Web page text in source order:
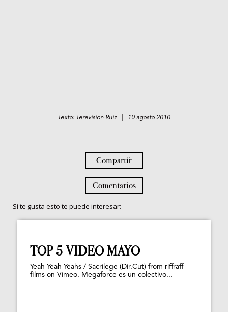
Texto: Terevision Ruiz | 10 agosto 2010
Compartir
Comentarios
Si te gusta esto te puede interesar:
TOP 5 VIDEO MAYO
Yeah Yeah Yeahs / Sacrilege (Dir.Cut) from riffraff
films on Vimeo. Megaforce es un colectivo...